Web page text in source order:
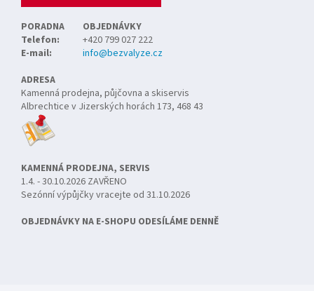
PORADNA
OBJEDNÁVKY
Telefon:
+420 799 027 222
E-mail:
info@bezvalyze.cz
ADRESA
Kamenná prodejna, půjčovna a skiservis
Albrechtice v Jizerských horách 173, 468 43
KAMENNÁ PRODEJNA, SERVIS
1.4. - 30.10.2026 ZAVŘENO
Sezónní výpůjčky vracejte od 31.10.2026
OBJEDNÁVKY NA E-SHOPU ODESÍLÁME DENNĚ